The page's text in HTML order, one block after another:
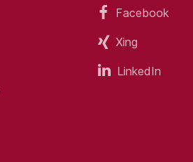
Facebook
Xing
LinkedIn